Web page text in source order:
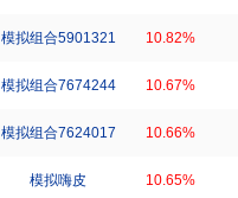
模拟组合5901321 10.82%
模拟组合7674244 10.67%
模拟组合7624017 10.66%
模拟嗨皮 10.65%